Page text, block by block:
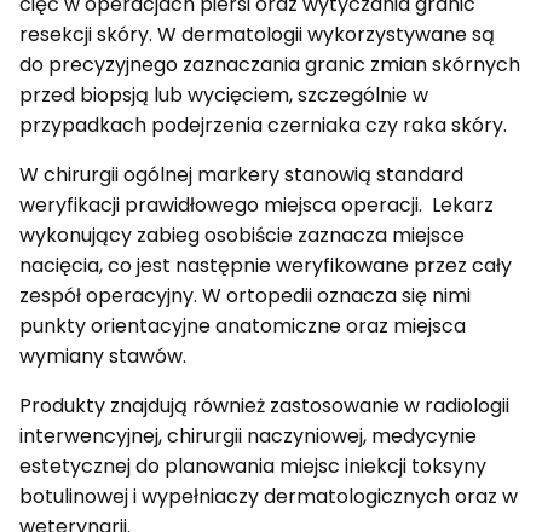
resekcji skóry. W dermatologii wykorzystywane są
do precyzyjnego zaznaczania granic zmian skórnych
przed biopsją lub wycięciem, szczególnie w
przypadkach podejrzenia czerniaka czy raka skóry.
W chirurgii ogólnej markery stanowią standard
weryfikacji prawidłowego miejsca operacji. Lekarz
wykonujący zabieg osobiście zaznacza miejsce
nacięcia, co jest następnie weryfikowane przez cały
zespół operacyjny. W ortopedii oznacza się nimi
punkty orientacyjne anatomiczne oraz miejsca
wymiany stawów.
Produkty znajdują również zastosowanie w radiologii
interwencyjnej, chirurgii naczyniowej, medycynie
estetycznej do planowania miejsc iniekcji toksyny
botulinowej i wypełniaczy dermatologicznych oraz w
weterynarii.